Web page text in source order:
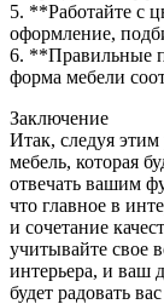
5. **Работайте с
оформление,
6. **Правильные
форма мебели
Заключение
Итак, следуя
мебель, которая
отвечать вашим
что главное в
и сочетание
учитывайте свое
интерьера, и ваш
будет радовать